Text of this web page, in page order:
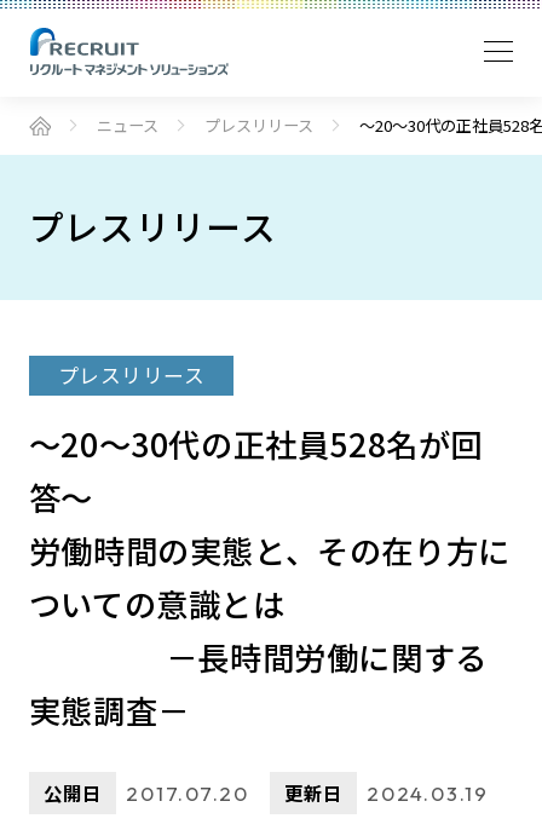
ニュース プレスリリース ～20～30代の正社員
プレスリリース
プレスリリース
～20～30代の正社員528名が回
答～
労働時間の実態と、その在り方に
ついての意識とは
－長時間労働に関する
実態調査－
公開日 2017.07.20 更新日 2024.03.19